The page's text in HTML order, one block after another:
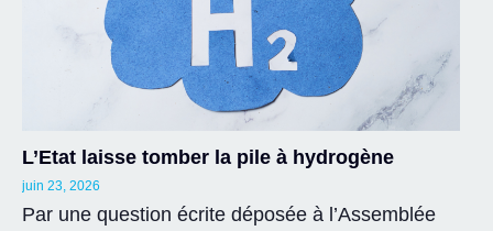
L’Etat laisse tomber la pile à hydrogène
juin 23, 2026
Par une question écrite déposée à l’Assemblée